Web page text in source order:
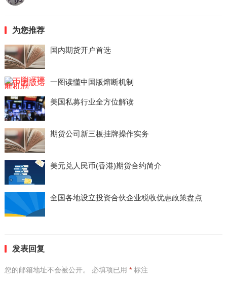
为您推荐
国内期货开户首选
一图读懂中国版熔断机制
美国私募行业全方位解读
期货公司新三板挂牌操作实务
美元兑人民币(香港)期货合约简介
全国各地设立投资合伙企业税收优惠政策盘点
发表回复
您的邮箱地址不会被公开。 必填项已用 *标注